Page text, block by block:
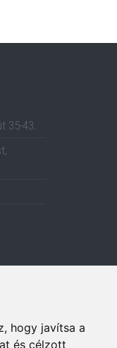
hogy javítsa a
és célzott
35-43.